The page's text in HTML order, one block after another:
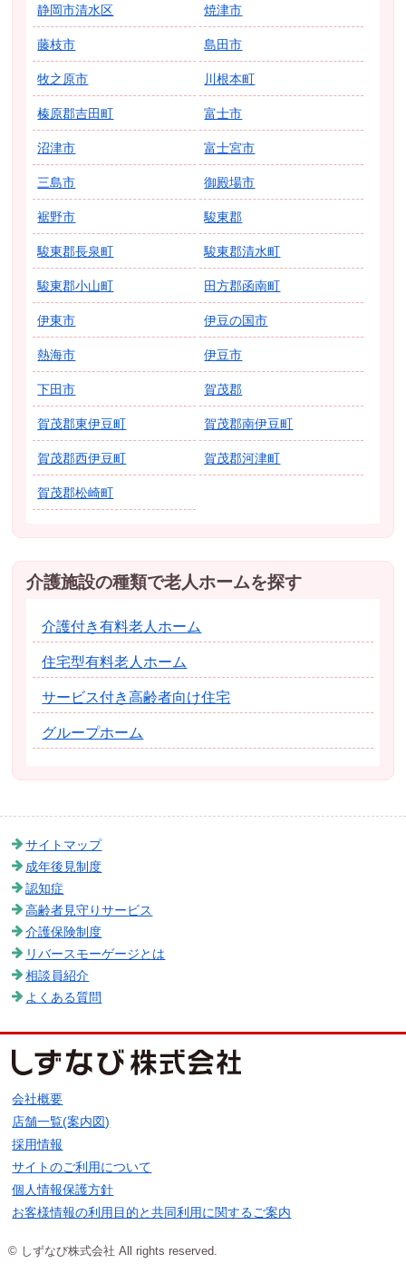
静岡市清水区 焼津市
藤枝市 島田市
牧之原市 川根本町
榛原郡吉田町 富士市
沼津市 富士宮市
三島市 御殿場市
裾野市 駿東郡
駿東郡長泉町 駿東郡清水町
駿東郡小山町 田方郡函南町
伊東市 伊豆の国市
熱海市 伊豆市
下田市 賀茂郡
賀茂郡東伊豆町 賀茂郡南伊豆町
賀茂郡西伊豆町 賀茂郡河津町
賀茂郡松崎町
介護施設の種類で老人ホームを探す
介護付き有料老人ホーム
住宅型有料老人ホーム
サービス付き高齢者向け住宅
グループホーム
サイトマップ
成年後見制度
認知症
高齢者見守りサービス
介護保険制度
リバースモーゲージとは
相談員紹介
よくある質問
会社概要
店舗一覧(案内図)
採用情報
サイトのご利用について
個人情報保護方針
お客様情報の利用目的と共同利用に関するご案内
© しずなび株式会社 All rights reserved.